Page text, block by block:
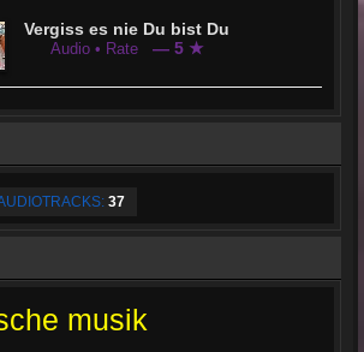
Vergiss es nie Du bist Du
Audio • Rate — 5 ★
37
musik